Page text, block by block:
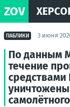
ZOV
ПАБЛИКИ 3 июня
По данным
течение